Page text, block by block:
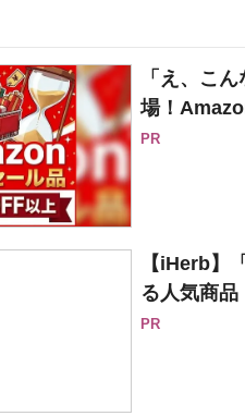
「え、こ
場！
PR
【iHerb】
る人気商品
PR